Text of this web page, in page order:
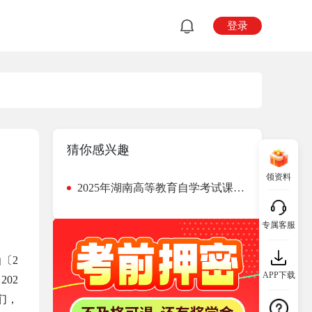
登录
领资料
专属客服
APP下载
2
，
猜你感兴趣
2025年湖南高等教育自学考试课程及考试安排